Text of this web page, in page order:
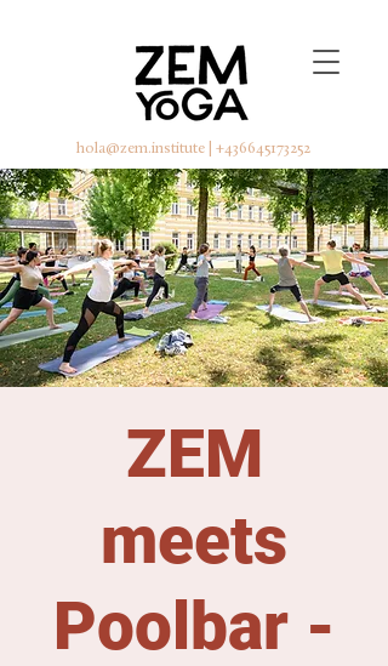
hola@zem.institute +436645173252
ZEM
meets
Poolbar -